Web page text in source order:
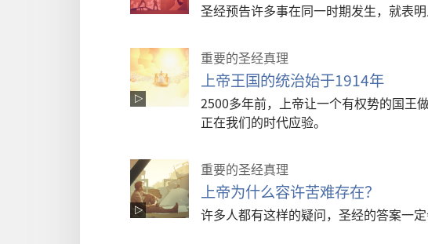
圣经预告许多事在同一时期发生，就表
重要的圣经真理
上帝王国的统治始于1914年
2500多年前，上帝让一个有权势的国王
正在我们的时代应验。
重要的圣经真理
上帝为什么容许苦难存在？
许多人都有这样的疑问，圣经的答案一